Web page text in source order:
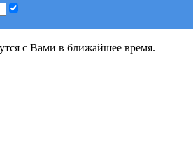
с Вами в ближайшее время.